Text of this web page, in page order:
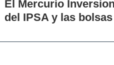
Municipales firman
la innovación en los